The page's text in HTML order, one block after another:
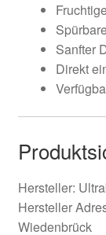
Sanfter
Direkt
Hersteller:
Hersteller
Wiedenbrück